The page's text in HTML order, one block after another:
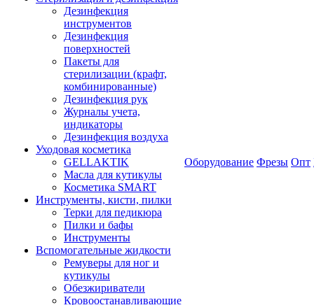
Дезинфекция
инструментов
Дезинфекция
поверхностей
Пакеты для
стерилизации (крафт,
комбинированные)
Дезинфекция рук
Журналы учета,
индикаторы
Дезинфекция воздуха
Уходовая косметика
GELLAKTIK
Масла для кутикулы
Косметика SMART
Инструменты, кисти, пилки
Терки для педикюра
Пилки и бафы
Инструменты
Вспомогательные жидкости
Ремуверы для ног и
кутикулы
Обезжириватели
Кровоостанавливающие
Оборудование Фрезы Опт